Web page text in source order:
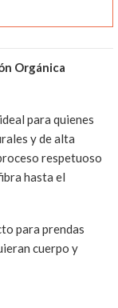
Orgánica
para quienes
y de alta
respetuoso
hasta el
para prendas
cuerpo y